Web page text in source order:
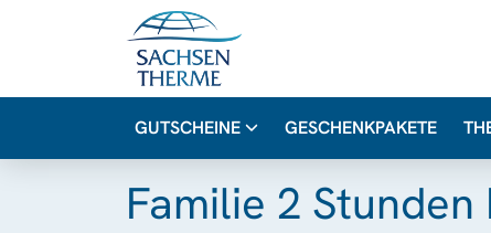
GUTSCHEINE GESCHENKPAKETE
Familie 2 Stunden